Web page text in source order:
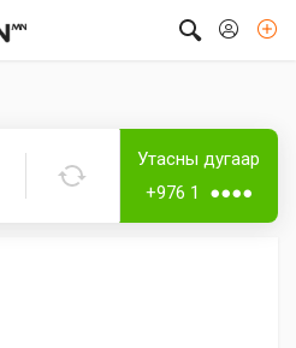
Утасны дугаар
+976 1 ●●●●
Дугаар аваагүй